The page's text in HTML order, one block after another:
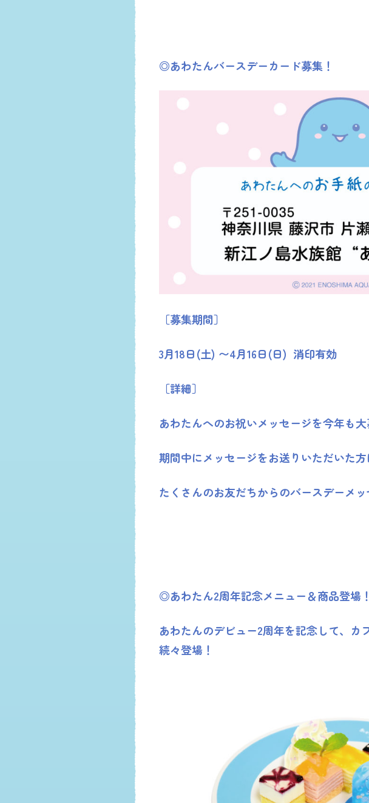
◎あわたんバースデーカード募集！
［募集期間］
3月18日(土) 〜4月16日(日) 消印有効
［詳細］
あわたんへのお祝いメッセージを今年も大
期間中にメッセージをお送りいただいた
たくさんのお友だちからのバースデーメッ
◎あわたん2周年記念メニュー＆商品登場！
あわたんのデビュー2周年を記念して、
続々登場！